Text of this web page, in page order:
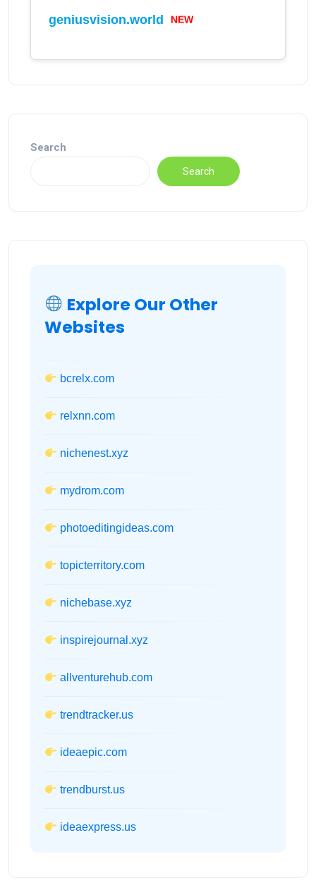
geniusvision.world NEW
Search
Search
Explore Our Other
Websites
bcrelx.com
relxnn.com
nichenest.xyz
mydrom.com
photoeditingideas.com
topicterritory.com
nichebase.xyz
inspirejournal.xyz
allventurehub.com
trendtracker.us
ideaepic.com
trendburst.us
ideaexpress.us